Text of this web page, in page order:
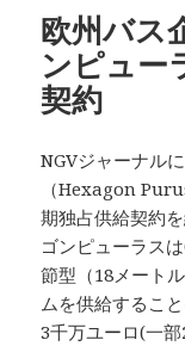
欧州バス
ンピュー
契約
NGVジャーナル
（Hexagon
期独占供給契約
ゴンピューラス
節型（18メート
ムを供給するこ
3千万ユーロ(一